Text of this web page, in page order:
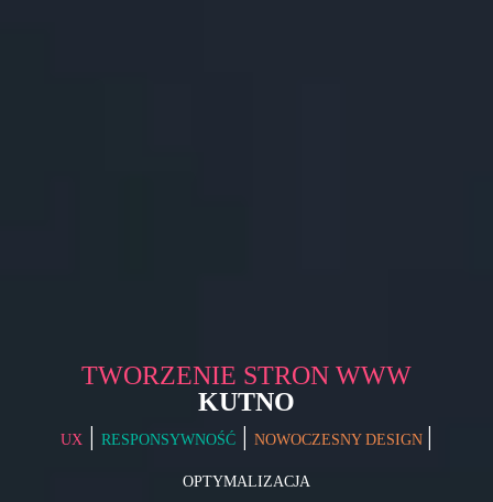
TWORZENIE STRON WWW
KUTNO
UX | RESPONSYWNOŚĆ | NOWOCZESNY DESIGN |
OPTYMALIZACJA